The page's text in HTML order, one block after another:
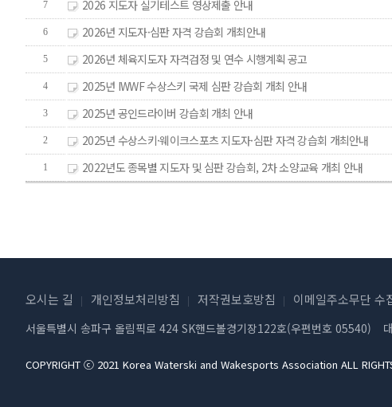
7 2026 지도자 실기테스트 영상제출 안내
6 2026년 지도자·심판 자격 강습회 개최안내
5 2026년 체육지도자 자격검정 및 연수 시행계획 공고
4 2025년 IWWF 수상스키 국제 심판 강습회 개최 안내
3 2025년 공인드라이버 강습회 개최 안내
2 2025년 수상스키·웨이크스포츠 지도자·심판 자격 강습회 개최안내
1 2022년도 종목별 지도자 및 심판 강습회, 2차 소양교육 개최 안내
오시는 길 개인정보처리방침 저작권보호방침 이메일주소무단 수
서울특별시 송파구 올림픽로 424 SK핸드볼경기장122호(우편번호 05540)
COPYRIGHT ⓒ 2021 Korea Waterski and Wakesports Association ALL RIGHTS